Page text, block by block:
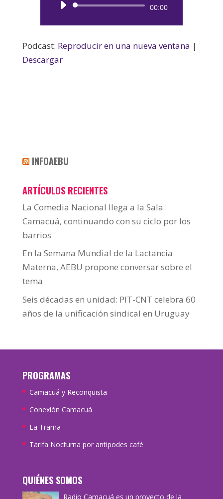
Reproductor
00:00
Podcast: Reproducir en una nueva ventana |
Descargar
INFOAEBU
ARTÍCULOS RECIENTES
La Comedia Nacional llega a la Sala
Camacuá, continuando con su ciclo por los
barrios
En la Semana Mundial de la Lactancia
Materna, AEBU propone conversar sobre el
tema
Seis décadas en unidad: PIT-CNT celebra 60
años de la unificación sindical en Uruguay
PROGRAMAS
Camacuá y Reconquista
Conexión Camacuá
La Trama
Tarifa Nocturna por antipodes café
QUIÉNES SOMOS
Radio Camacuá es un proyecto de la